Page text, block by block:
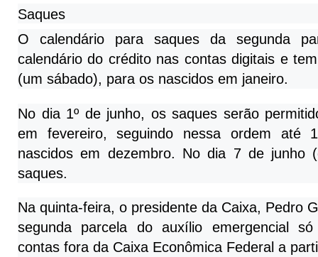
Saques
O calendário para saques da segunda
calendário do crédito nas contas digitais e
(um sábado), para os nascidos em janeiro.
No dia 1º de junho, os saques serão
em fevereiro, seguindo nessa ordem até
nascidos em dezembro. No dia 7 de junho
saques.
Na quinta-feira, o presidente da Caixa, Pedro
segunda parcela do auxílio emergencial
contas fora da Caixa Econômica Federal a